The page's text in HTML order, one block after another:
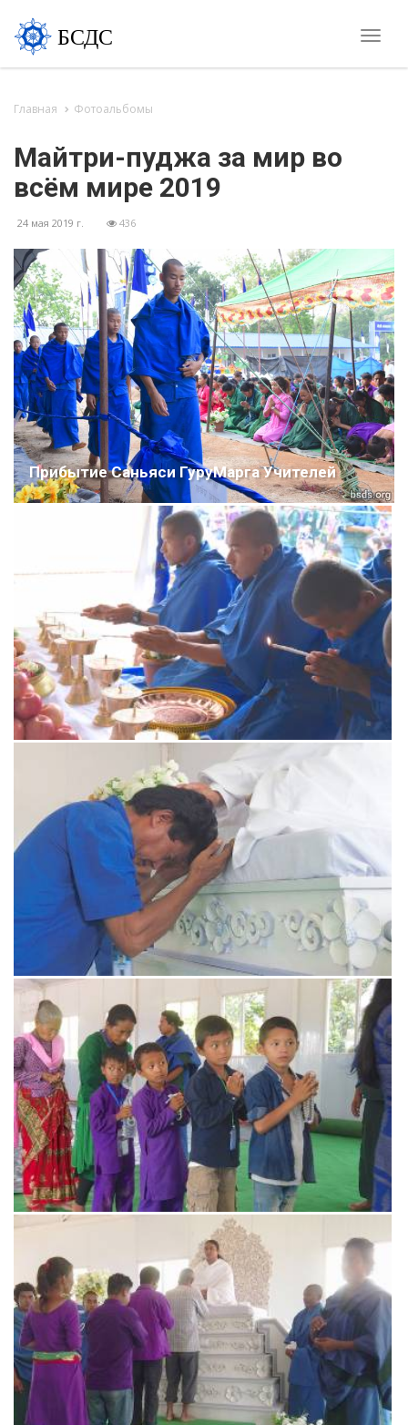
Toggle
БСДС
Главная Фотоальбомы
Майтри-пуджа за мир во
всём мире 2019
24 мая 2019 г. 436
Прибытие Саньяси ГуруМарга Учителей